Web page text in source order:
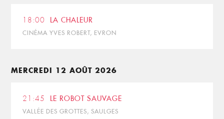
18:00 LA CHALEUR
CINÉMA YVES ROBERT, EVRON
MERCREDI 12 AOÛT 2026
21:45 LE ROBOT SAUVAGE
VALLÉE DES GROTTES, SAULGES